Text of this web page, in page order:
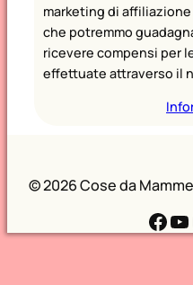
marketing di
che potremmo
ricevere compensi per
effettuate attraverso il
©2026 Cose da Mamme
Facebook YouTube